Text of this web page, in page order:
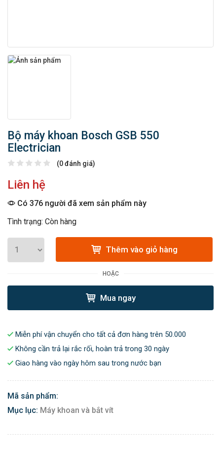
Bộ máy khoan Bosch GSB 550
Electrician
(0 đánh giá)
Liên hệ
Có 376 người đã xem sản phẩm này
Tình trạng: Còn hàng
Thêm vào giỏ hàng
HOẶC
Mua ngay
Miễn phí vận chuyển cho tất cả đơn hàng trên 50.000
Không cần trả lại rắc rối, hoàn trả trong 30 ngày
Giao hàng vào ngày hôm sau trong nước bạn
Mã sản phẩm:
Mục lục: Máy khoan và bắt vít